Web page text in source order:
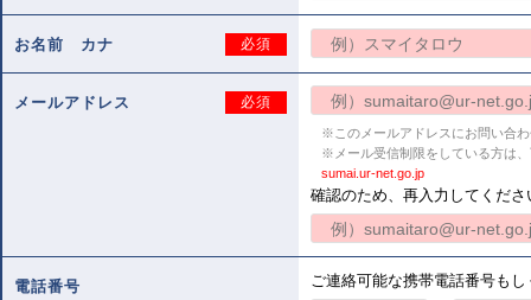
お名前 カナ 必須
メールアドレス 必須
※このメールアドレスにお問い合
※メール受信制限をしている方は
sumai.ur-net.go.jp
確認のため、再入力してくださ
電話番号
ご連絡可能な携帯電話番号も